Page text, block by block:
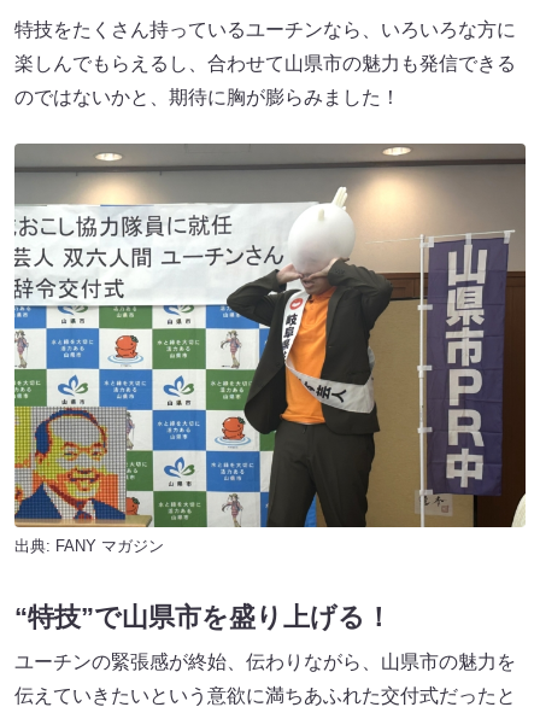
特技をたくさん持っているユーチンなら、いろいろな方に
楽しんでもらえるし、合わせて山県市の魅力も発信できる
のではないかと、期待に胸が膨らみました！
出典: FANY マガジン
“特技”で山県市を盛り上げる！
ユーチンの緊張感が終始、伝わりながら、山県市の魅力を
伝えていきたいという意欲に満ちあふれた交付式だったと